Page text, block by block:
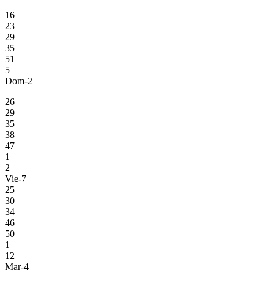
16
23
29
35
51
5
Dom-2
26
29
35
38
47
1
2
Vie-7
25
30
34
46
50
1
12
Mar-4